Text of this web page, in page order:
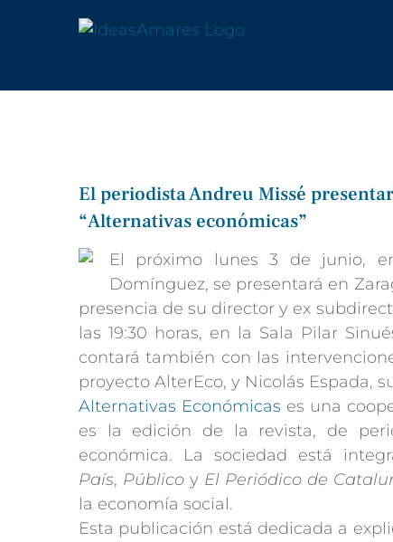
El periodista Andreu Missé
“Alternativas económicas”
El próximo lunes 3 de junio,
Domínguez, se presentará en
presencia de su director y ex
las 19:30 horas, en la Sala Pilar
contará también con las
proyecto AlterEco, y Nicolás Espada,
Alternativas Económicas es una
es la edición de la revista, de
económica. La sociedad está
País, Públicoy El Periódico de
la economía social.
Esta publicación está dedicada a